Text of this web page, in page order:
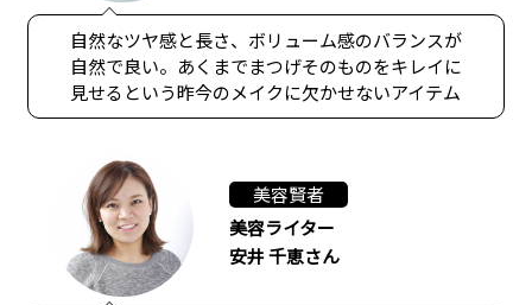
自然なツヤ感と長さ、ボリューム感のバランスが
自然で良い。あくまでまつげそのものをキレイに
見せるという昨今のメイクに欠かせないアイテム
美容賢者
美容ライター
安井 千恵さん